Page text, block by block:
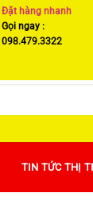
Đặt hàng nhanh
Gọi ngay :
098.479.3322
TIN TỨC THỊ